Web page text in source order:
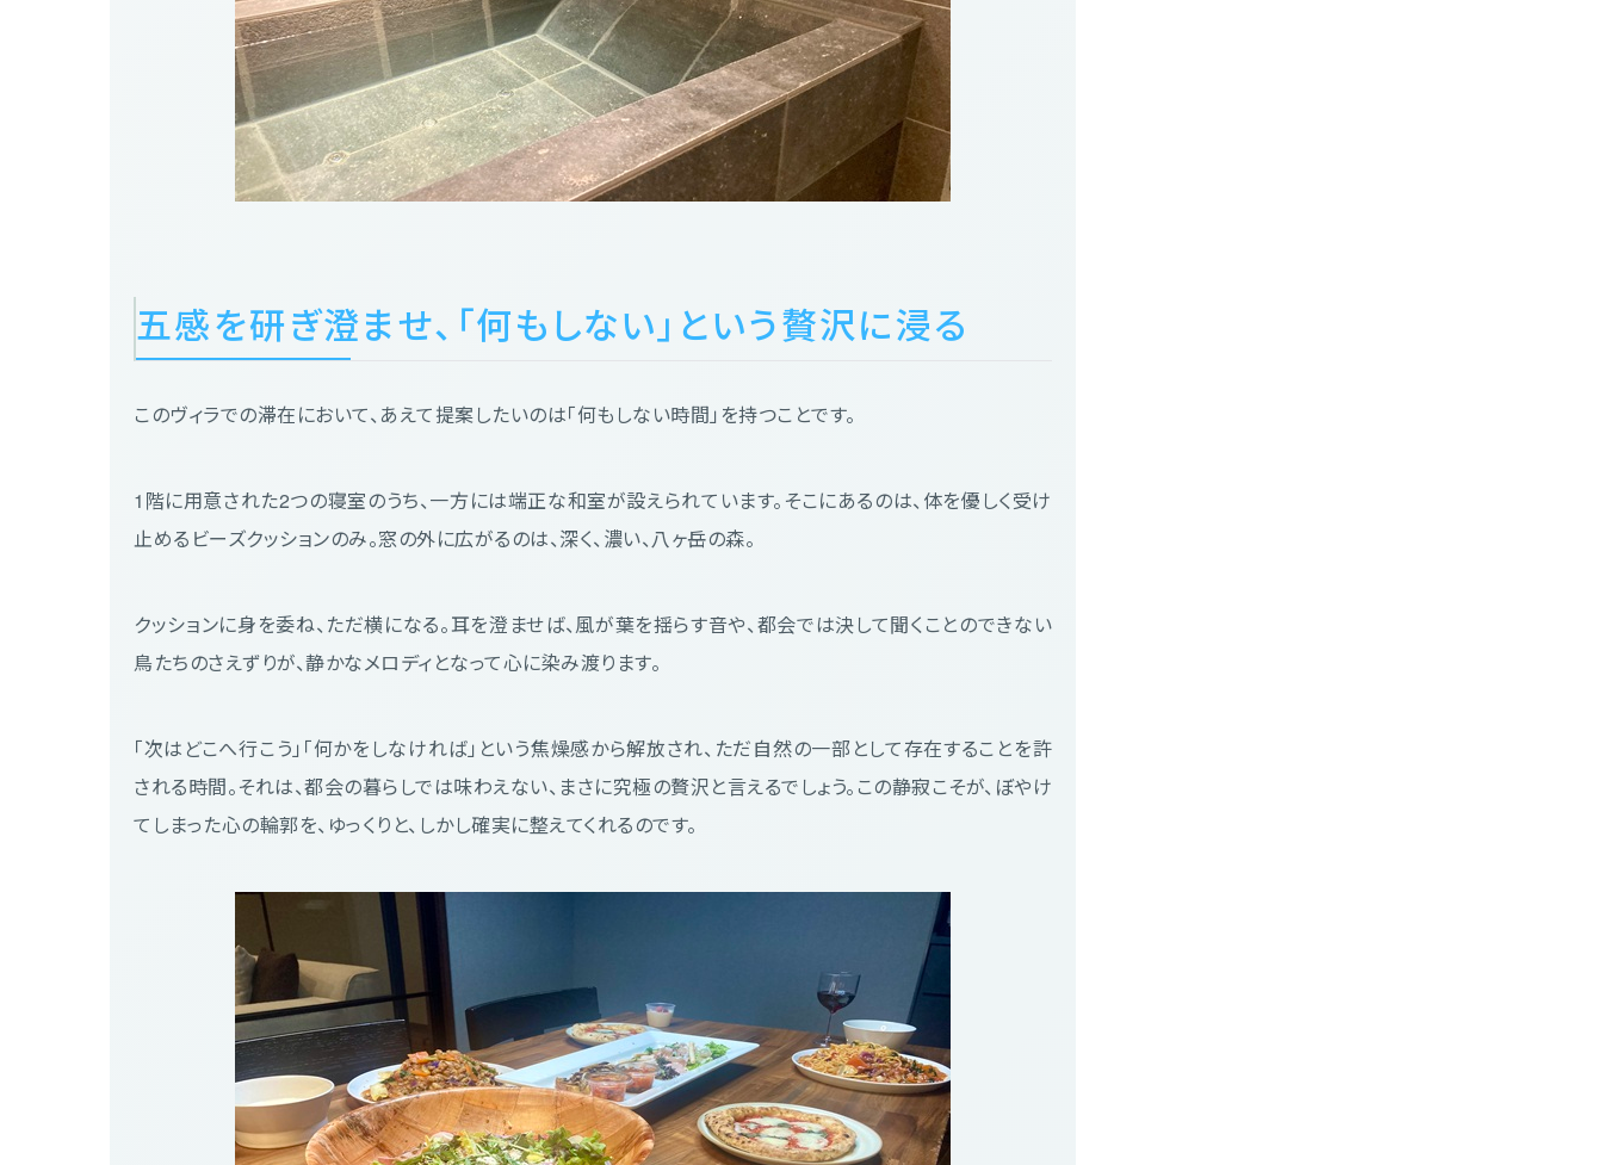
五感を研ぎ澄ませ、「何もしない」という贅沢に浸る
このヴィラでの滞在において、あえて提案したいのは「何もしない時間」を持つことです。
1階に用意された2つの寝室のうち、一方には端正な和室が設えられています。そこにあるのは、体を優しく受け
止めるビーズクッションのみ。窓の外に広がるのは、深く、濃い、八ヶ岳の森。
クッションに身を委ね、ただ横になる。耳を澄ませば、風が葉を揺らす音や、都会では決して聞くことのできない
鳥たちのさえずりが、静かなメロディとなって心に染み渡ります。
「次はどこへ行こう」「何かをしなければ」という焦燥感から解放され、ただ自然の一部として存在することを許
される時間。それは、都会の暮らしでは味わえない、まさに究極の贅沢と言えるでしょう。この静寂こそが、ぼやけ
てしまった心の輪郭を、ゆっくりと、しかし確実に整えてくれるのです。